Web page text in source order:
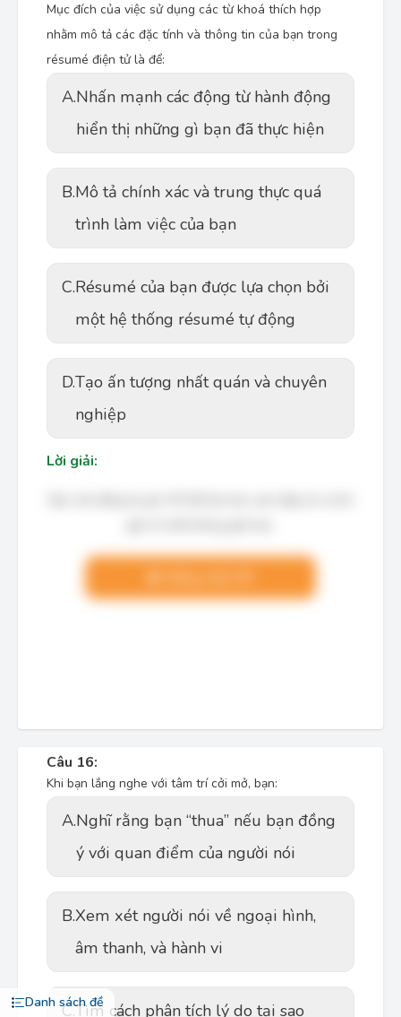
Danh sách đề
Mục đích của việc sử dụng các từ khoá thích hợp
nhằm mô tả các đặc tính và thông tin của bạn trong
résumé điện tử là để:
A.Nhấn mạnh các động từ hành động
hiển thị những gì bạn đã thực hiện
B.Mô tả chính xác và trung thực quá
trình làm việc của bạn
C.Résumé của bạn được lựa chọn bởi
một hệ thống résumé tự động
D.Tạo ấn tượng nhất quán và chuyên
nghiệp
Lời giải:
Câu 16:
Khi bạn lắng nghe với tâm trí cởi mở, bạn:
A.Nghĩ rằng bạn “thua” nếu bạn đồng
ý với quan điểm của người nói
B.Xem xét người nói về ngoại hình,
âm thanh, và hành vi
C.Tìm cách phân tích lý do tại sao